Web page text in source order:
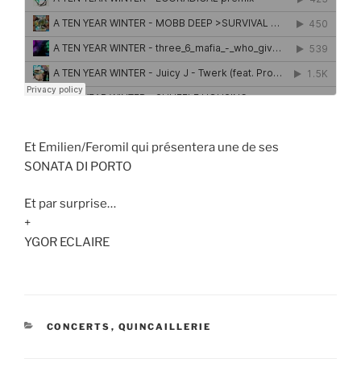
Et Emilien/Feromil qui présentera une de ses
SONATA DI PORTO
Et par surprise…
+
YGOR ECLAIRE
CATÉGORIES
CONCERTS , QUINCAILLERIE